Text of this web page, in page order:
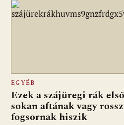
EGYÉB
Ezek a szájüregi rák
sokan aftának vagy
fogsornak hiszik